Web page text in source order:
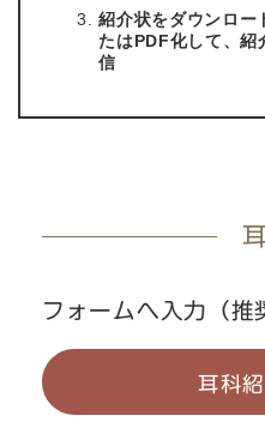
紹介状をダウンロー
たはPDF化して、紹
信
フォームへ入力（推
耳科